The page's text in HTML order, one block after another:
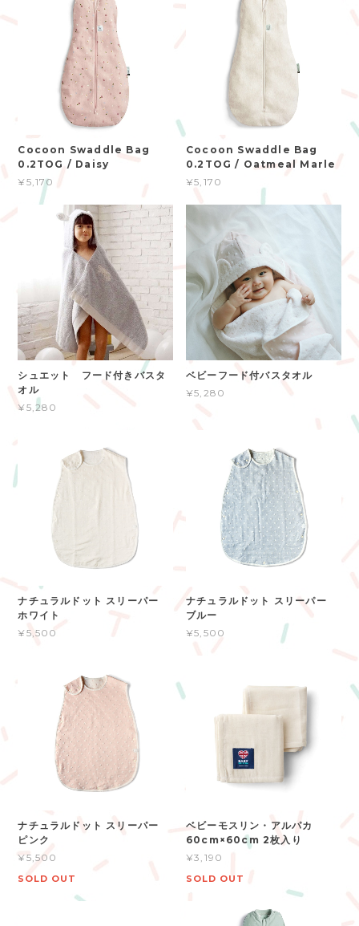
Cocoon Swaddle Bag
0.2TOG / Daisy
¥5,170
Cocoon Swaddle Bag
0.2TOG / Oatmeal Marle
¥5,170
シュエット フード付きバスタ
オル
¥5,280
ベビーフード付バスタオル
¥5,280
ナチュラルドット スリーパー
ホワイト
¥5,500
ナチュラルドット スリーパー
ブルー
¥5,500
ナチュラルドット スリーパー
ピンク
¥5,500
SOLD OUT
ベビーモスリン・アルパカ
60cm×60cm 2枚入り
¥3,190
SOLD OUT